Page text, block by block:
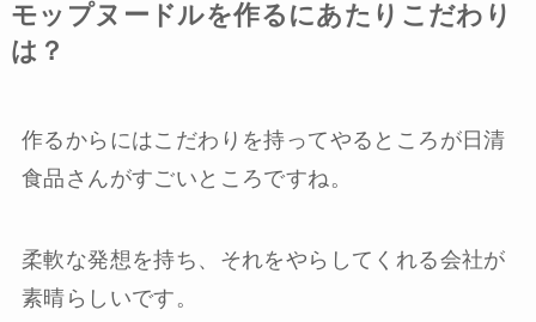
モップヌードルを作るにあたりこだわり
は？
作るからにはこだわりを持ってやるところが日清
食品さんがすごいところですね。
柔軟な発想を持ち、それをやらしてくれる会社が
素晴らしいです。